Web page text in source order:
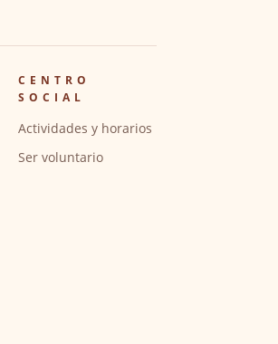
CENTRO
SOCIAL
Actividades y horarios
Ser voluntario